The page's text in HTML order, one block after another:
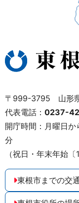
〒999-3795 山形
代表電話： 0237-
開庁時間：月曜日
分
（祝日・年末年始
東根市までの交通